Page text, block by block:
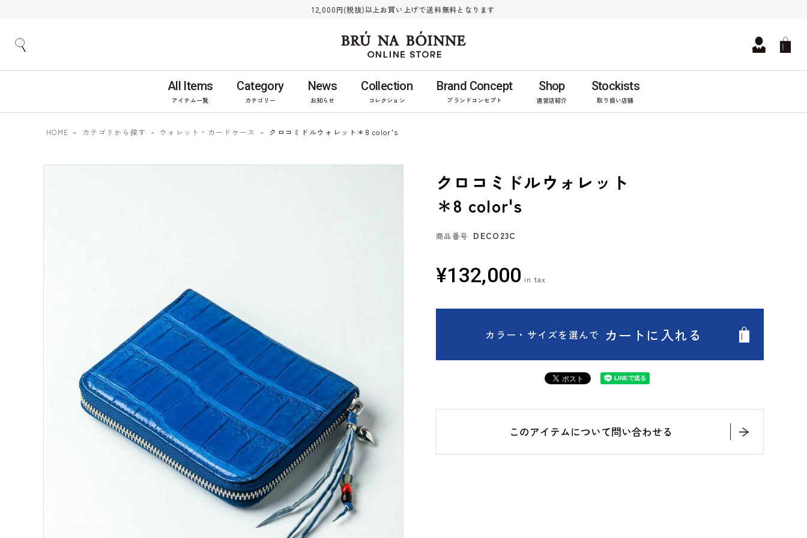
12,000円(税抜)以上お買い上げで送料無料となります
All Items
アイテム一覧
Category
カテゴリー
News
お知らせ
Collection
コレクション
Brand Concept
ブランドコンセプト
Shop
直営店紹介
Stockists
取り扱い店舗
HOME カテゴリから探す ウォレット・カードケース クロコミドルウォレット＊8 color's
クロコミドルウォレット
＊8 color's
商品番号 DECO23C
¥132,000
カラー・サイズを選んで カートに入れる
このアイテムについて問い合わせる